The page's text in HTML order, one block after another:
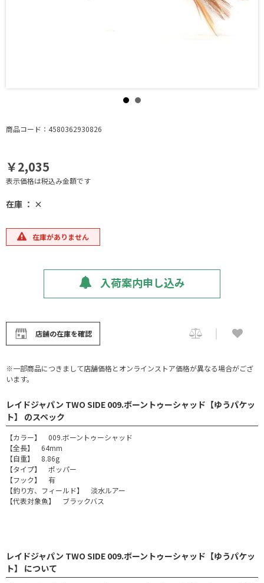
商品コード：4580362930826
￥2,035
表示価格は税込み金額です
在庫 ： ×
在庫がありません
入荷案内申し込み
店舗の在庫を確認
※一部商品につきまして店舗価格とオンラインストア価格が異なる場合がござ
います。
レイドジャパン TWO SIDE 009.ボーントゥーシャッド【ゆうパケッ
ト】 のスペック
【カラー】 009.ボーントゥーシャッド
【全長】 64mm
【自重】 8.86g
【タイプ】 ポッパー
【フック】 有
【釣り方、フィールド】 淡水ルアー
【代表対象魚】 ブラックバス
レイドジャパン TWO SIDE 009.ボーントゥーシャッド【ゆうパケッ
ト】 について